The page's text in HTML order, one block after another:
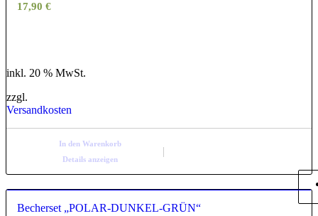
17,90 €
inkl. 20 % MwSt.
zzgl.
Versandkosten
In den Warenkorb
Details anzeigen
Becherset „POLAR-DUNKEL-GRÜN“